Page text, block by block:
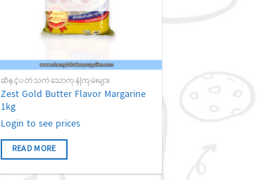
ဆီနှင့်ပတ်သက်သောကုန်ကြမ်းများ
Zest Gold Butter Flavor Margarine
1kg
Login to see prices
READ MORE